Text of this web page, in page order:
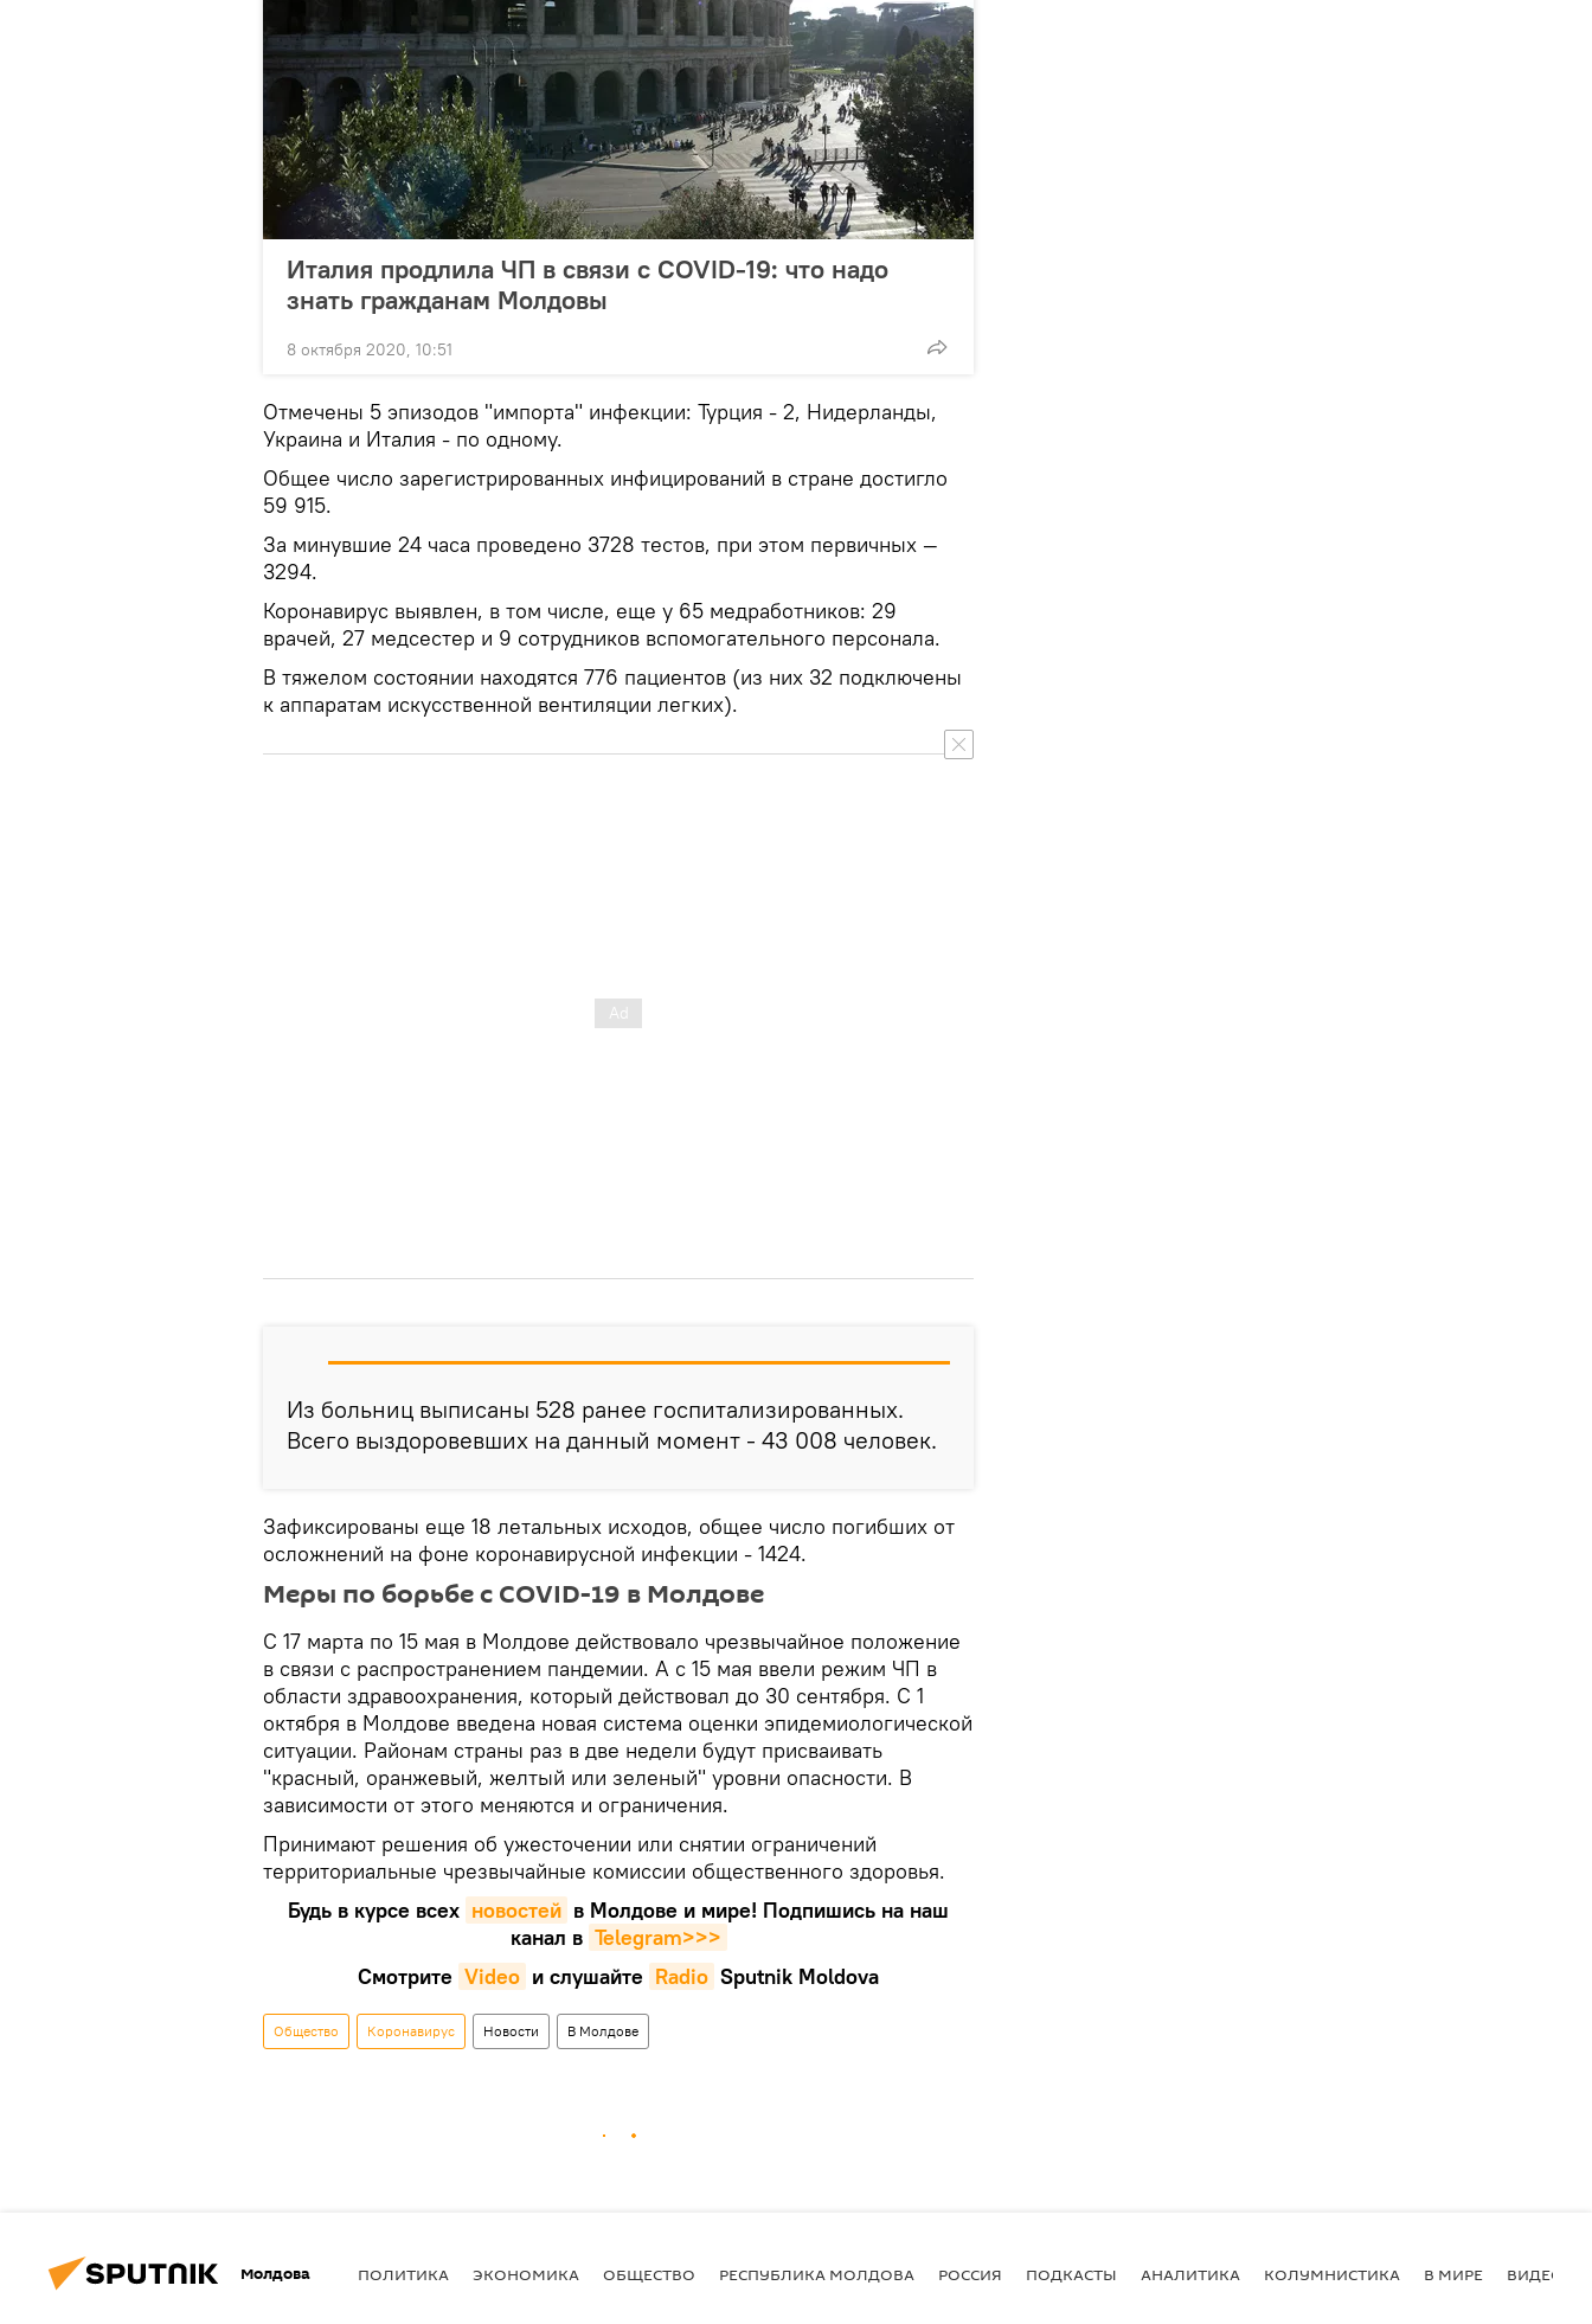
Италия продлила ЧП в связи с COVID-19: что надо
знать гражданам Молдовы
8 октября 2020, 10:51
Отмечены 5 эпизодов "импорта" инфекции: Турция - 2, Нидерланды,
Украина и Италия - по одному.
Общее число зарегистрированных инфицирований в стране достигло
59 915.
За минувшие 24 часа проведено 3728 тестов, при этом первичных —
3294.
Коронавирус выявлен, в том числе, еще у 65 медработников: 29
врачей, 27 медсестер и 9 сотрудников вспомогательного персонала.
В тяжелом состоянии находятся 776 пациентов (из них 32 подключены
к аппаратам искусственной вентиляции легких).
Из больниц выписаны 528 ранее госпитализированных.
Всего выздоровевших на данный момент - 43 008 человек.
Зафиксированы еще 18 летальных исходов, общее число погибших от
осложнений на фоне коронавирусной инфекции - 1424.
Меры по борьбе с COVID-19 в Молдове
С 17 марта по 15 мая в Молдове действовало чрезвычайное положение
в связи с распространением пандемии. А с 15 мая ввели режим ЧП в
области здравоохранения, который действовал до 30 сентября. С 1
октября в Молдове введена новая система оценки эпидемиологической
ситуации. Районам страны раз в две недели будут присваивать
"красный, оранжевый, желтый или зеленый" уровни опасности. В
зависимости от этого меняются и ограничения.
Принимают решения об ужесточении или снятии ограничений
территориальные чрезвычайные комиссии общественного здоровья.
Будь в курсе всех новостей в Молдове и мире! Подпишись на наш
канал в Telegram>>>
Смотрите Video и слушайте Radio Sputnik Moldova
Общество Коронавирус Новости В Молдове
Молдова ПОЛИТИКА ЭКОНОМИКА ОБЩЕСТВО РЕСПУБЛИКА МОЛДОВА РОССИЯ ПОДКАСТЫ АНАЛИТИКА КОЛУМНИСТИКА В МИРЕ ВИДЕО